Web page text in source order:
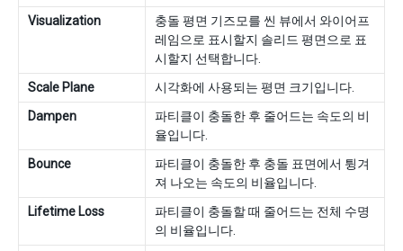
Visualization
충돌 평면 기즈모를 씬 뷰에서 와이어프
레임으로 표시할지 솔리드 평면으로 표
시할지 선택합니다.
Scale Plane
시각화에 사용되는 평면 크기입니다.
Dampen
파티클이 충돌한 후 줄어드는 속도의 비
율입니다.
Bounce
파티클이 충돌한 후 충돌 표면에서 튕겨
져 나오는 속도의 비율입니다.
Lifetime Loss
파티클이 충돌할 때 줄어드는 전체 수명
의 비율입니다.